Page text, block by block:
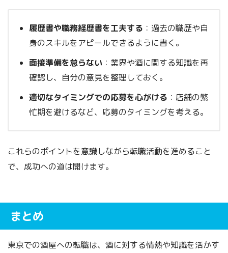
履歴書や職務経歴書を工夫する ：過去の職歴や自
身のスキルをアピールできるように書く。
面接準備を怠らない ：業界や酒に関する知識を再
確認し、自分の意見を整理しておく。
適切なタイミングでの応募を心がける ：店舗の繁
忙期を避けるなど、応募のタイミングを考える。
これらのポイントを意識しながら転職活動を進めること
で、成功への道は開けます。
まとめ
東京での酒屋への転職は、酒に対する情熱や知識を活かす